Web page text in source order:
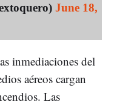
June 18,
inmediaciones del
aéreos cargan
Las